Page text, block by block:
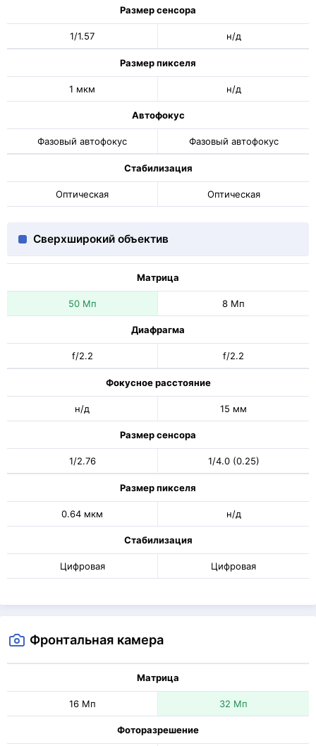
Размер сенсора
1/1.57 н/д
Размер пикселя
1 мкм н/д
Автофокус
Фазовый автофокус Фазовый автофокус
Стабилизация
Оптическая Оптическая
Сверхширокий объектив
Матрица
50 Мп 8 Мп
Диафрагма
f/2.2 f/2.2
Фокусное расстояние
н/д 15 мм
Размер сенсора
1/2.76 1/4.0 (0.25)
Размер пикселя
0.64 мкм н/д
Стабилизация
Цифровая Цифровая
Фронтальная камера
Матрица
16 Мп 32 Мп
Фоторазрешение